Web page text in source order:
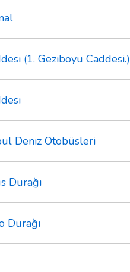
(1. Geziboyu Caddesi.)
Deniz Otobüsleri
Durağı
Durağı